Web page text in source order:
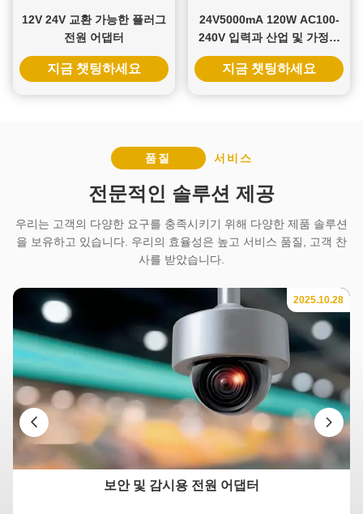
12V 24V 교환 가능한 플러그
전원 어댑터
지금 챗팅하세요
24V5000mA 120W AC100-
240V 입력과 산업 및 가정용
3 년 보증과 함께 전환 전원
공급
지금 챗팅하세요
품질 서비스
전문적인 솔루션 제공
우리는 고객의 다양한 요구를 충족시키기 위해 다양한 제품 솔루션
을 보유하고 있습니다. 우리의 효율성은 높고 서비스 품질, 고객 찬
사를 받았습니다.
2025.10.28
보안 및 감시용 전원 어댑터